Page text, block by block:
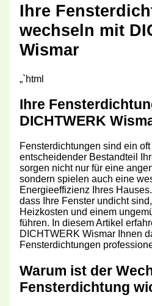
Ihre
wechseln mit
Wismar
„`html
Ihre
DICHTWERK
Fensterdichtungen sind ein
entscheidender Bestandteil
sorgen nicht nur für eine
sondern spielen auch eine
Energieeffizienz Ihres
dass Ihre Fenster undicht
Heizkosten und einem
führen. In diesem Artikel
DICHTWERK Wismar Ihnen
Fensterdichtungen
Warum ist der
Fensterdichtung